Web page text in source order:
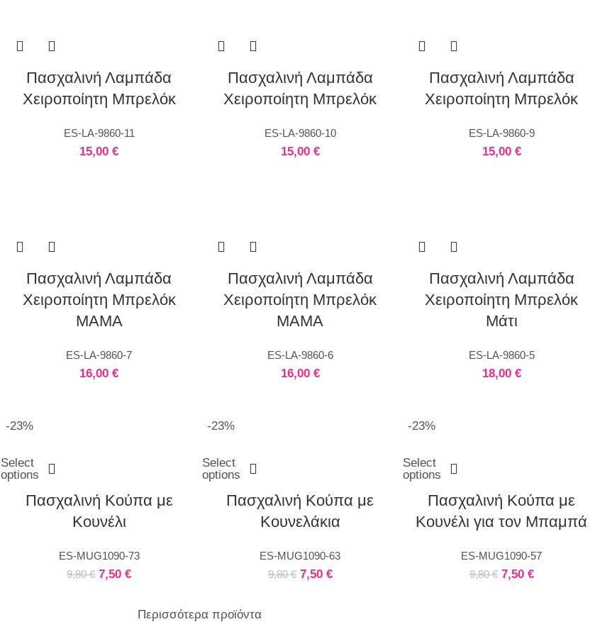
Πασχαλινή Λαμπάδα
Χειροποίητη Μπρελόκ
ES-LA-9860-11
15,00€
Πασχαλινή Λαμπάδα
Χειροποίητη Μπρελόκ
ES-LA-9860-10
15,00 €
Πασχαλινή Λαμπάδα
Χειροποίητη Μπρελόκ
ES-LA-9860-9
15,00 €
Πασχαλινή Λαμπάδα
Χειροποίητη Μπρελόκ
MAMA
ES-LA-9860-7
16,00€
Πασχαλινή Λαμπάδα
Χειροποίητη Μπρελόκ
MAMA
ES-LA-9860-6
16,00 €
Πασχαλινή Λαμπάδα
Χειροποίητη Μπρελόκ
Μάτι
ES-LA-9860-5
18,00 €
-23%
Select
options
Πασχαλινή Κούπα με
Κουνέλι
ES-MUG1090-73
9,80€ 7,50€
-23%
Select
options
Πασχαλινή Κούπα με
Κουνελάκια
ES-MUG1090-63
9,80€ 7,50 €
-23%
Select
options
Πασχαλινή Κούπα με
Κουνέλι για τον Μπαμπά
ES-MUG1090-57
9,80€ 7,50 €
Περισσότερα προϊόντα